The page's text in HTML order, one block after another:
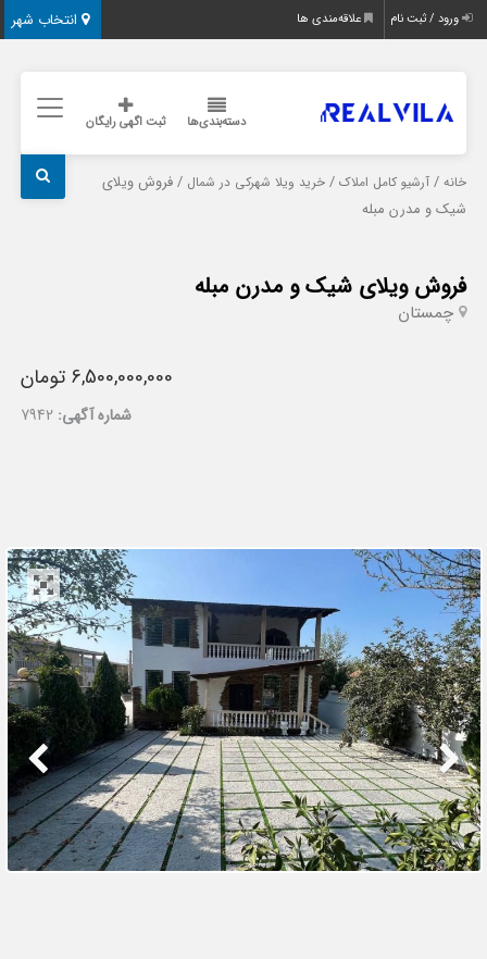
انتخاب شهر ورود / ثبت نام علاقه‌مندی ها
دسته‌بندی‌ها ثبت اگهی رایگان
خانه /آرشیو کامل املاک /خرید ویلا شهرکی در شمال / فروش ویلای
شیک و مدرن مبله
فروش ویلای شیک و مدرن مبله
چمستان
6,500,000,000 تومان
شماره آگهی: 7942